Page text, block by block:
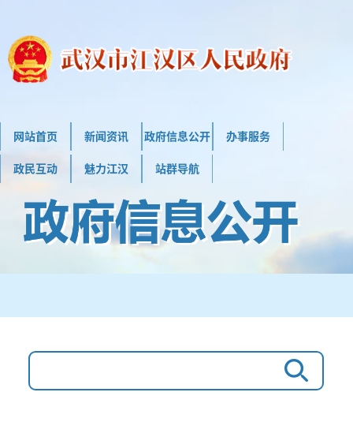
网站首页 新闻资讯 政府信息公开 办事服务
政民互动 魅力江汉 站群导航